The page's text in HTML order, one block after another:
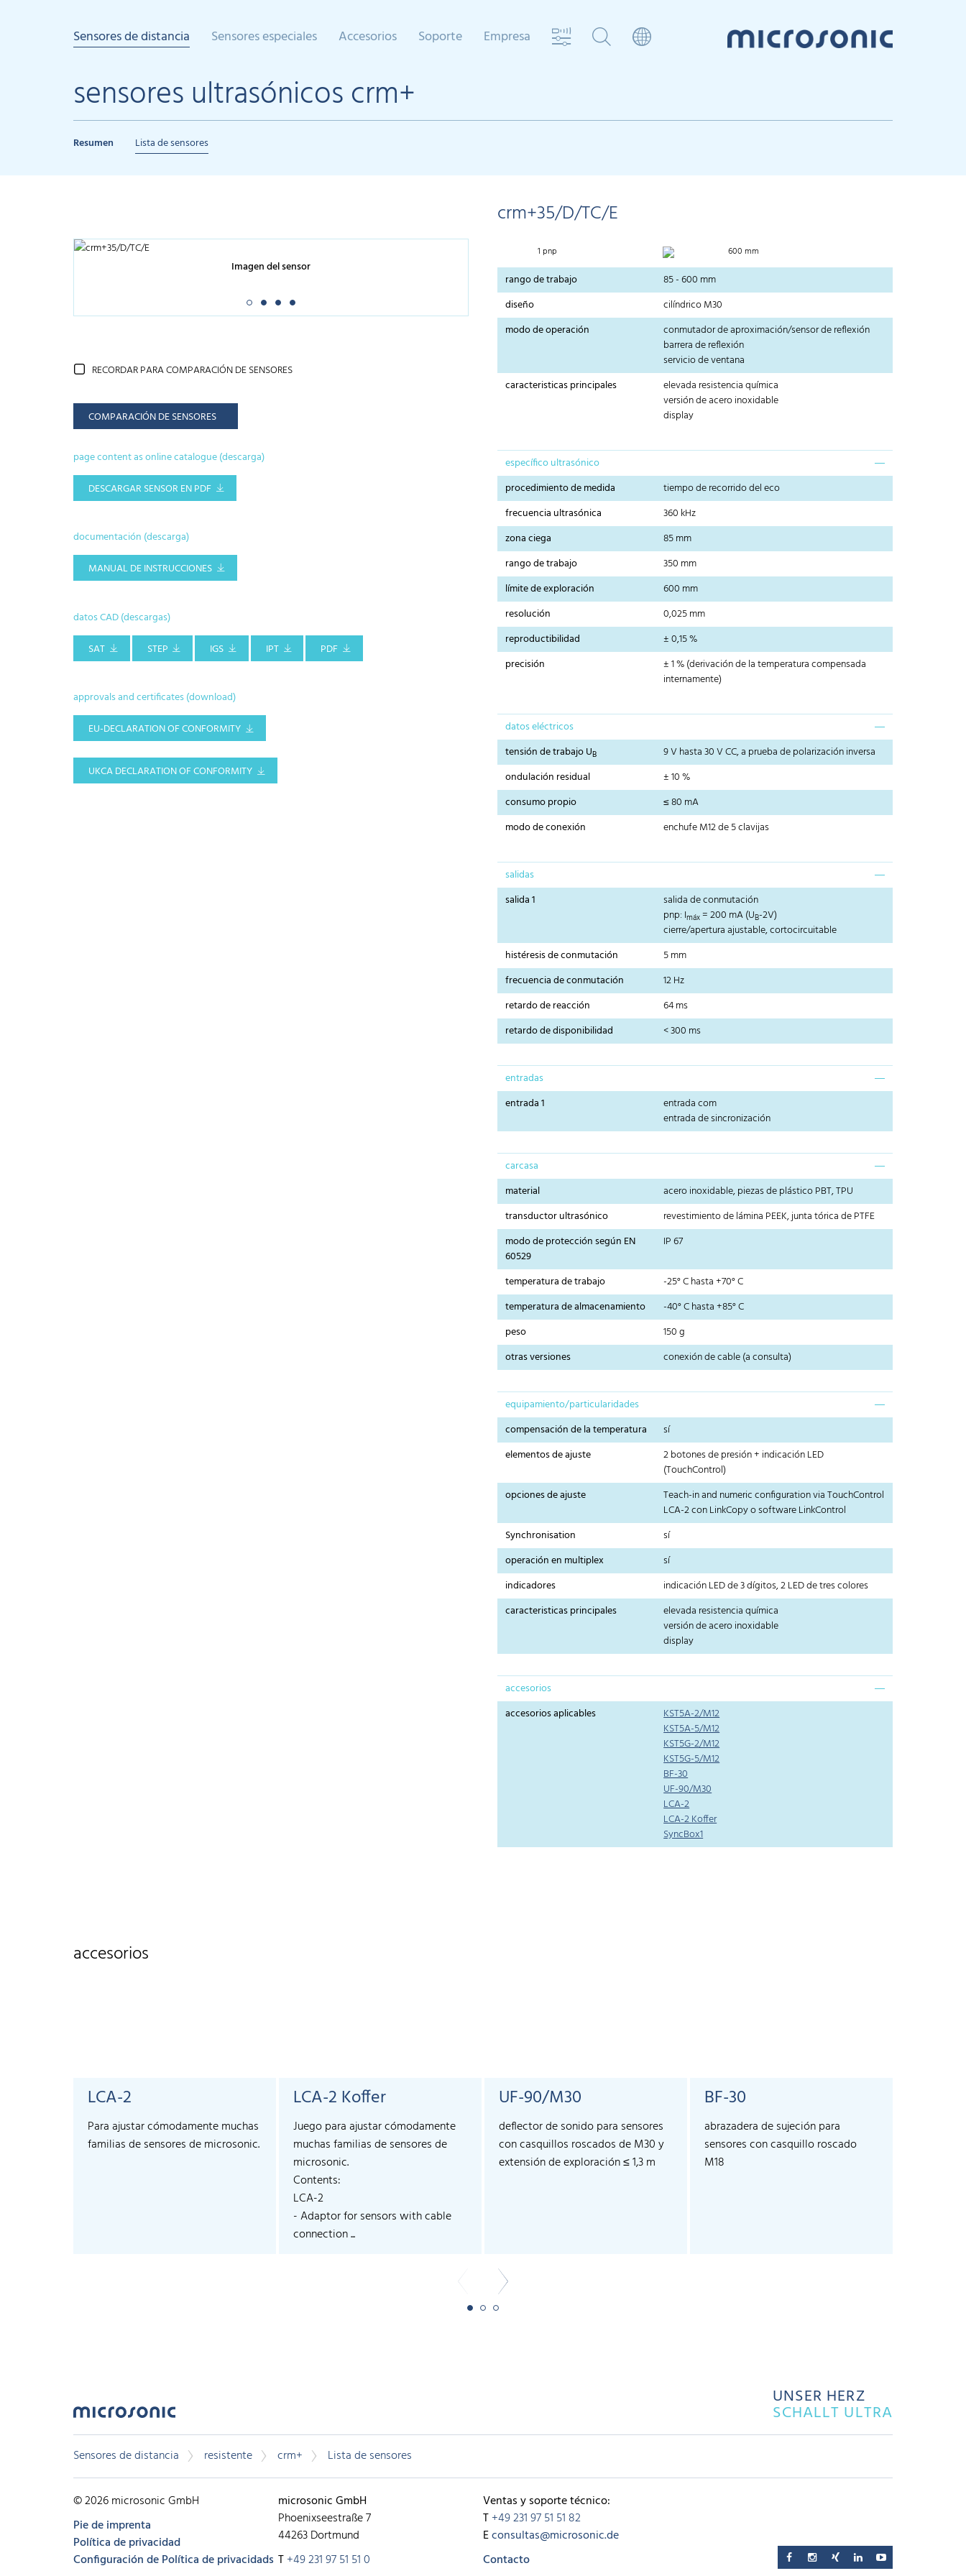
Sensores de distancia Sensores especiales Accesorios Soporte Empresa
sensores ultrasónicos crm+
Resumen Lista de sensores
crm+35/D/TC/E
Imagen del sensor
RECORDAR PARA COMPARACIÓN DE SENSORES
COMPARACIÓN DE SENSORES
page content as online catalogue (descarga)
DESCARGAR SENSOR EN PDF
documentación (descarga)
MANUAL DE INSTRUCCIONES
datos CAD (descargas)
SAT
STEP IGS IPT PDF
approvals and certificates (download)
EU-DECLARATION OF CONFORMITY
UKCA DECLARATION OF CONFORMITY
1 pnp 600 mm
rango de trabajo
85 - 600 mm
diseño
cilíndrico M30
modo de operación
conmutador de aproximación/sensor de reflexión
barrera de reflexión
servicio de ventana
caracteristicas principales
elevada resistencia química
versión de acero inoxidable
display
específico ultrasónico
procedimiento de medida
tiempo de recorrido del eco
frecuencia ultrasónica
360 kHz
zona ciega
85 mm
rango de trabajo
350 mm
límite de exploración
600 mm
resolución
0,025 mm
reproductibilidad
± 0,15 %
precisión
± 1 % (derivación de la temperatura compensada
internamente)
datos eléctricos
tensión de trabajo UB
9 V hasta 30 V CC, a prueba de polarización inversa
ondulación residual
± 10 %
consumo propio
≤ 80 mA
modo de conexión
enchufe M12 de 5 clavijas
salidas
salida 1
salida de conmutación
pnp: Imáx= 200 mA (UB-2V)
cierre/apertura ajustable, cortocircuitable
histéresis de conmutación
5 mm
frecuencia de conmutación
12 Hz
retardo de reacción
64 ms
retardo de disponibilidad
< 300 ms
entradas
entrada 1
entrada com
entrada de sincronización
carcasa
material
acero inoxidable, piezas de plástico PBT, TPU
transductor ultrasónico
revestimiento de lámina PEEK, junta tórica de PTFE
modo de protección según EN
60529
IP 67
temperatura de trabajo
-25° C hasta +70° C
temperatura de almacenamiento
-40° C hasta +85° C
peso
150 g
otras versiones
conexión de cable (a consulta)
equipamiento/particularidades
compensación de la temperatura
sí
elementos de ajuste
2 botones de presión + indicación LED
(TouchControl)
opciones de ajuste
Teach-in and numeric configuration via TouchControl
LCA-2 con LinkCopy o software LinkControl
Synchronisation
sí
operación en multiplex
sí
indicadores
indicación LED de 3 dígitos, 2 LED de tres colores
caracteristicas principales
elevada resistencia química
versión de acero inoxidable
display
accesorios
accesorios aplicables
KST5A-2/M12
KST5A-5/M12
KST5G-2/M12
KST5G-5/M12
BF-30
UF-90/M30
LCA-2
LCA-2 Koffer
SyncBox1
accesorios
LCA-2
Para ajustar cómodamente muchas
familias de sensores de microsonic.
LCA-2 Koffer
Juego para ajustar cómodamente
muchas familias de sensores de
microsonic.
Contents:
LCA-2
- Adaptor for sensors with cable
connection ...
UF-90/M30
deflector de sonido para sensores
con casquillos roscados de M30 y
extensión de exploración ≤ 1,3 m
BF-30
abrazadera de sujeción para
sensores con casquillo roscado
M18
UNSER HERZ
SCHALLT ULTRA
Sensores de distancia resistente crm+ Lista de sensores
© 2026 microsonic GmbH
Pie de imprenta
Política de privacidad
Configuración de Política de privacidads
microsonic GmbH
Phoenixseestraße 7
44263 Dortmund
T+49 231 97 51 51 0
Ventas y soporte técnico:
T+49 231 97 51 51 82
Econsultas@microsonic.de
Contacto